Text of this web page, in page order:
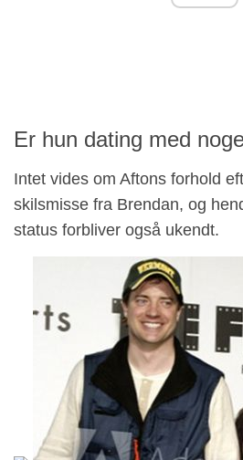
Er hun dating med
Intet vides om Aftons forhold
skilsmisse fra Brendan, og
status forbliver også ukendt.